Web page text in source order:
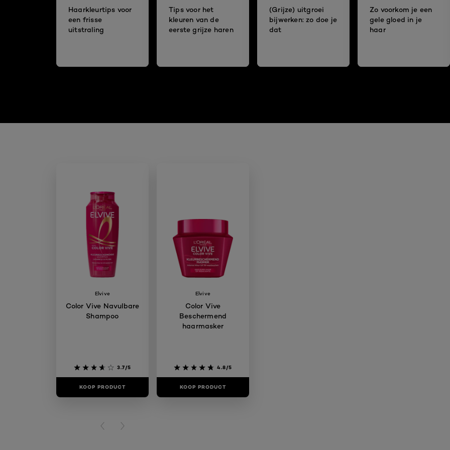
Haarkleurtips voor
een frisse
uitstraling
Tips voor het
kleuren van de
eerste grijze haren
(Grijze) uitgroei
bijwerken: zo doe je
dat
Zo voorkom je een
gele gloed in je
haar
Elvive
Color Vive Navulbare
Shampoo
3.7/5
KOOP PRODUCT
Elvive
Color Vive
Beschermend
haarmasker
4.8/5
KOOP PRODUCT
PREVIOUS CARD
NEXT CARD